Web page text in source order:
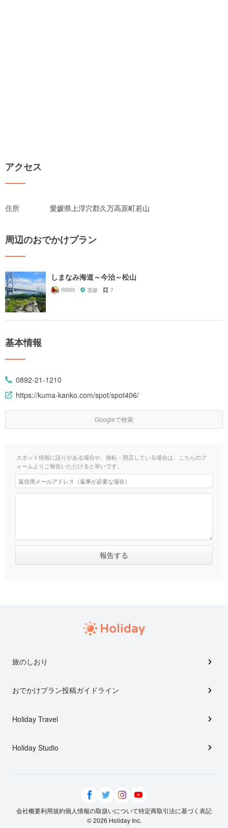
アクセス
住所 愛媛県上浮穴郡久万高原町若山
周辺のおでかけプラン
しまなみ海道～今治～松山
RiRiRi 愛媛 7
基本情報
0892-21-1210
https://kuma-kanko.com/spot/spot406/
Googleで検索
スポット情報に誤りがある場合や、移転・閉店している場合は、こちらのフ
ォームよりご報告いただけると幸いです。
旅のしおり
おでかけプラン投稿ガイドライン
Holiday Travel
Holiday Studio
会社概要利用規約個人情報の取扱いについて特定商取引法に基づく表記
© 2026 Holiday Inc.